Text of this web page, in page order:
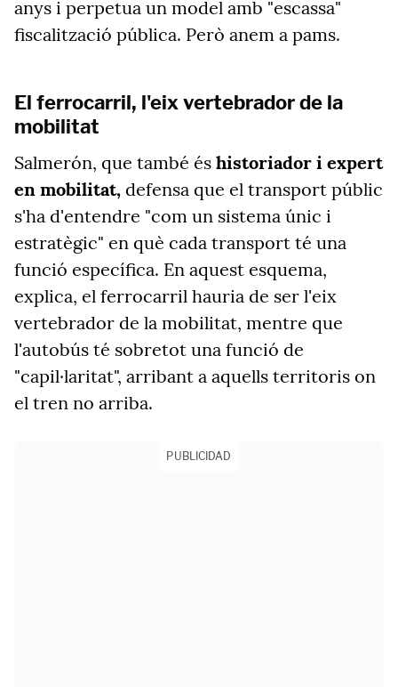
anys i perpetua un model amb "escassa"
fiscalització pública. Però anem a pams.
El ferrocarril, l'eix vertebrador de la
mobilitat
Salmerón, que també és historiador i expert
en mobilitat, defensa que el transport públic
s'ha d'entendre "com un sistema únic i
estratègic" en què cada transport té una
funció específica. En aquest esquema,
explica, el ferrocarril hauria de ser l'eix
vertebrador de la mobilitat, mentre que
l'autobús té sobretot una funció de
"capil·laritat", arribant a aquells territoris on
el tren no arriba.
PUBLICIDAD